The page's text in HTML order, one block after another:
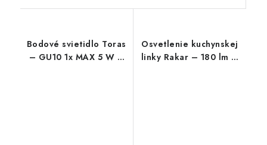
Bodové svietidlo Toras
– GU10 1x MAX 5 W –
Osvetlenie kuchynskej
linky Rakar – 180 lm –